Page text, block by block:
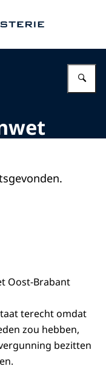
Oost-Brabant
terecht omdat
zou hebben,
bezitten